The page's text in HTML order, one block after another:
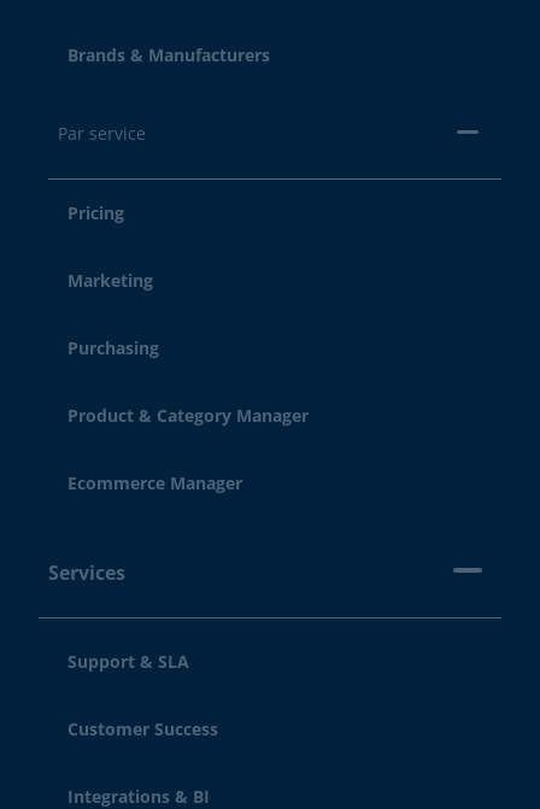
Brands & Manufacturers
Par service
Pricing
Marketing
Purchasing
Product & Category Manager
Ecommerce Manager
Services
Support & SLA
Customer Success
Integrations & BI